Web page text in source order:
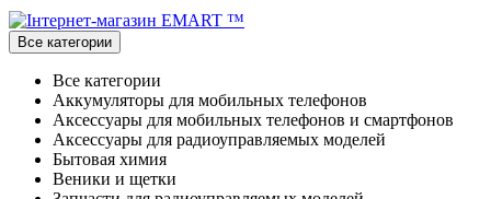
Все категории
Все категории
Аккумуляторы для мобильных телефонов
Аксессуары для мобильных телефонов и смартфонов
Аксессуары для радиоуправляемых моделей
Бытовая химия
Веники и щетки